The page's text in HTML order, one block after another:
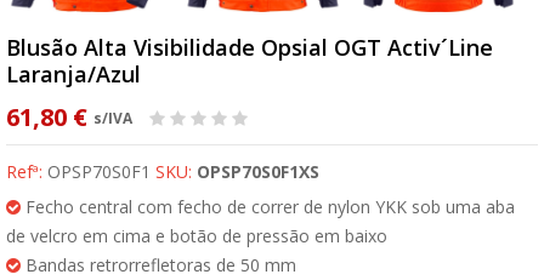
Blusão Alta Visibilidade Opsial OGT Activ´Line
Laranja/Azul
61,80 € s/IVA
Refª: OPSP70S0F1 SKU: OPSP70S0F1XS
Fecho central com fecho de correr de nylon YKK sob uma aba
de velcro em cima e botão de pressão em baixo
Bandas retrorrefletoras de 50 mm